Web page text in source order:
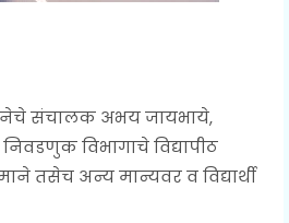
संचालक अभय जायभाये,
विभागाचे विद्यापीठ
तसेच अन्य मान्यवर व विद्यार्थी